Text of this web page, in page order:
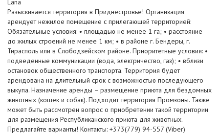
Разыскивается территория в Приднестровье! Организация
арендует нежилое помещение с прилегающей территорией:
Обязательные условия: • площадью не менее 1 га; • расстояние
до жилых строений не менее 1 км; • в районе г. Бендеры, г.
Тирасполь или в Слободзейском районе. Приоритетные условия: •
подведенные коммуникации (вода, электричество, газ); • вблизи
остановок общественного транспорта. Территория будет
арендована на длительный срок с возможностью последующего
выкупа. Назначение аренды – размещение приюта для бездомных
животных (кошек и собак). Подходит территория Промзоны. Также
может быть рассмотрен вопрос о приобретении такой территории
для размещения Республиканского приюта для животных.
Предлагайте варианты! Контакты: +373(779) 94-557 (Viber)